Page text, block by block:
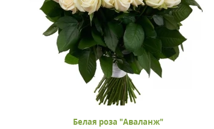
Белая роза "Аваланж"